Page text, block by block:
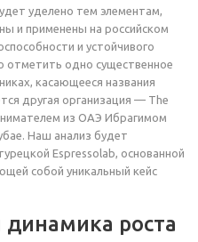
уделено тем элементам,
и применены на российском
и устойчивого
отметить одно существенное
касающееся названия
другая организация — The
из ОАЭ Ибрагимом
Наш анализ будет
Espressolab, основанной
собой уникальный кейс
динамика роста